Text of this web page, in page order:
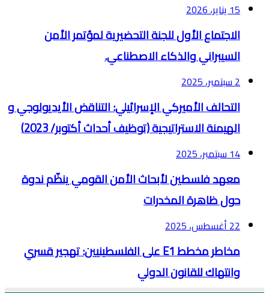
15 يناير، 2026
الاجتماع الأول للجنة التحضيرية لمؤتمر الأمن
السيبراني والذكاء الاصطناعي.
2 سبتمبر، 2025
التحالف الأميركي الإسرائيلي: التناقض الأيديولوجي و
الهيمنة الاستراتيجية (توظيف أحداث أكتوبر/ 2023)
14 سبتمبر، 2025
معهد فلسطين لأبحاث الأمن القومي ينظّم ندوة
حول ظاهرة المخدرات
22 أغسطس، 2025
مخاطر مخطط E1 على الفلسطينيين: تهجير قسري
وانتهاك للقانون الدولي